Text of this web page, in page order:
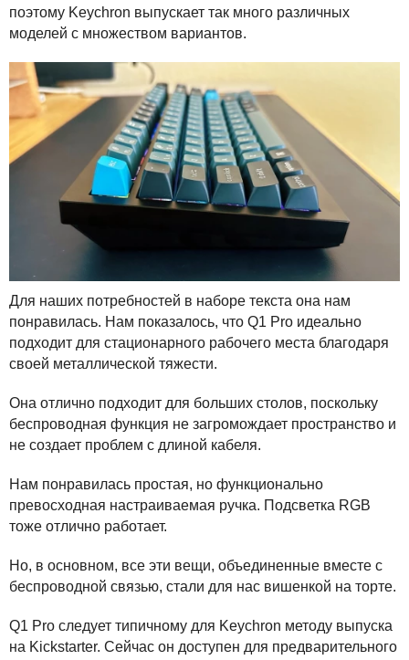
поэтому Keychron выпускает так много различных
моделей с множеством вариантов.
Для наших потребностей в наборе текста она нам
понравилась. Нам показалось, что Q1 Pro идеально
подходит для стационарного рабочего места благодаря
своей металлической тяжести.
Она отлично подходит для больших столов, поскольку
беспроводная функция не загромождает пространство и
не создает проблем с длиной кабеля.
Нам понравилась простая, но функционально
превосходная настраиваемая ручка. Подсветка RGB
тоже отлично работает.
Но, в основном, все эти вещи, объединенные вместе с
беспроводной связью, стали для нас вишенкой на торте.
Q1 Pro следует типичному для Keychron методу выпуска
на Kickstarter. Сейчас он доступен для предварительного